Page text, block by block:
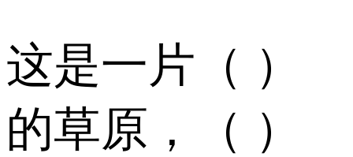
这是一片（ ）
的草原，（ ）